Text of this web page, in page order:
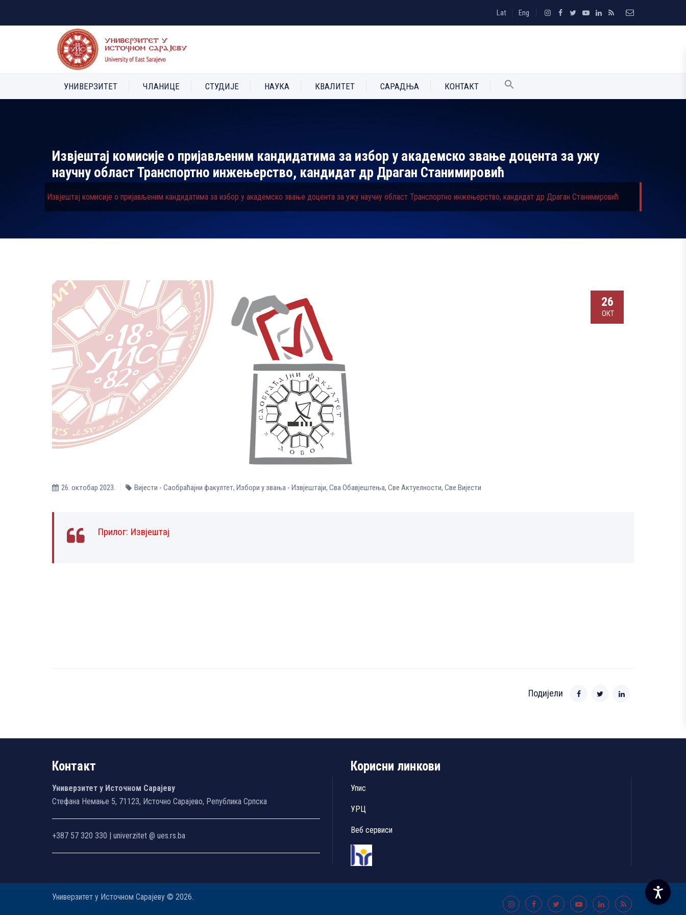
Lat Eng
УНИВЕРЗИТЕТ ЧЛАНИЦЕ СТУДИЈЕ НАУКА КВАЛИТЕТ САРАДЊА КОНТАКТ
Извјештај комисије о пријављеним кандидатима за избор у академско звање доцента за ужу
научну област Транспортно инжењерство, кандидат др Драган Станимировић
Извјештај комисије о пријављеним кандидатима за избор у академско звање доцента за ужу научну област Транспортно инжењерство, кандидат др Драган Станимировић
26
ОКТ
26. октобар 2023. Вијести - Саобраћајни факултет, Избори у звања - Извјештаји, Сва Обавјештења, Све Aктуелности, Све Вијести
Прилог: Извјештај
Подијели
Контакт
Универзитет у Источном Сарајеву
Стефана Немање 5, 71123, Источно Сарајево, Република Српска
+387 57 320 330 | univerzitet @ ues.rs.ba
Корисни линкови
Упис
УРЦ
Веб сервиси
Универзитет у Источном Сарајеву © 2026.